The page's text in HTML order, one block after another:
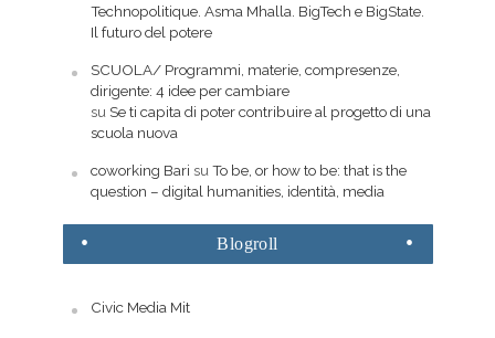
Technopolitique. Asma Mhalla. BigTech e BigState.
Il futuro del potere
SCUOLA/ Programmi, materie, compresenze,
dirigente: 4 idee per cambiare
su Se ti capita di poter contribuire al progetto di una
scuola nuova
coworking Bari su To be, or how to be: that is the
question – digital humanities, identità, media
Blogroll
Civic Media Mit